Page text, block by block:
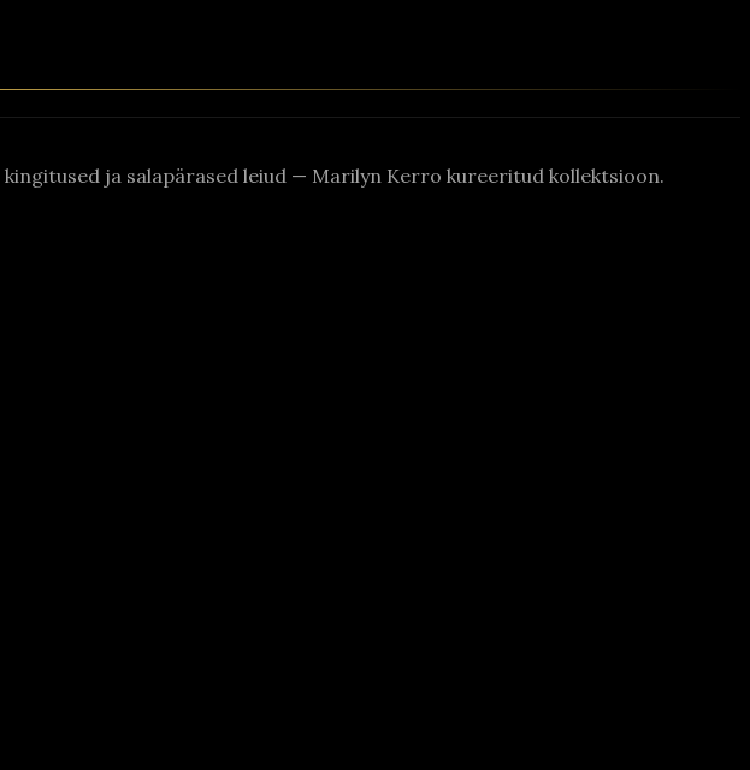
ja salapärased leiud — Marilyn Kerro kureeritud kollektsioon.